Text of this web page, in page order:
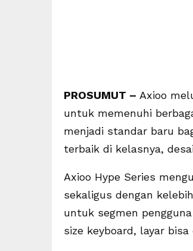
PROSUMUT – Axioo
untuk memenuhi
menjadi standar baru
terbaik di kelasnya,
Axioo Hype Series
sekaligus dengan
untuk segmen
size keyboard, layar